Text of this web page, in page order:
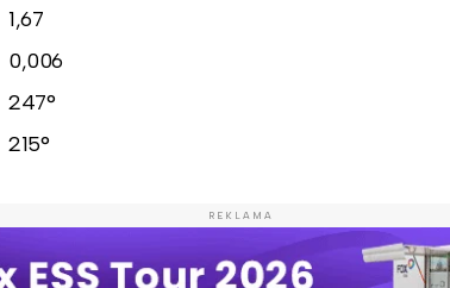
1,67
0,006
247°
215°
REKLAMA